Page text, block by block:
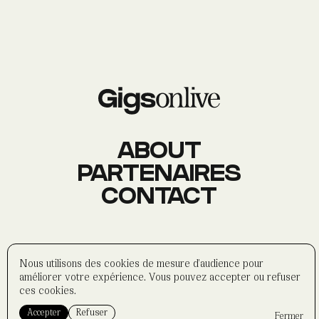
À PROPOS
CONTACT
Formulaire Partenaires
ABOUT
PARTENAIRES
CONTACT
Politique de confidentialité
Mentions légales
Nous utilisons des cookies de mesure d'audience pour
améliorer votre expérience. Vous pouvez accepter ou refuser
ces cookies.
Accepter Refuser Fermer